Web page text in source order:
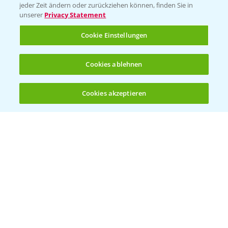
(noch 4)
Sammelstellen und Termine
Kontakt & Notfall
Beratung auf WhatsApp
+49 (0)174 346 564 1
jeder Zeit ändern oder zurückziehen können, finden Sie in
unserer Privacy Statement
Cookie Einstellungen
Cookies ablehnen
Cookies akzeptieren